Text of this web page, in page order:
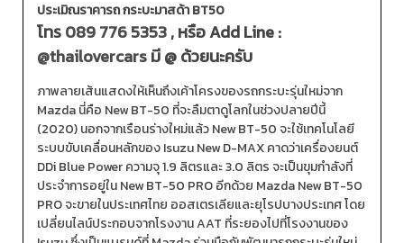
ประเมิณราคารถ กระบะมาสด้า BT50
โทร089 776 5353, หรือ Add Line :
@thailovercarsมี @ ด้วยนะครับ
ภาพลายเส้นแสดงให้เห็นถึงเค้าโครงของรถกระบะรุ่นใหม่จาก
Mazda นี่คือ New BT-50 ที่จะลืมตาดูโลกในช่วงปลายปีนี้
(2020) นอกจากเรือนร่างใหม่แล้ว New BT-50 จะใช้เทคโนโลยี
ระบบขับเคลื่อนหลักของ Isuzu New D-MAX คาดว่าเครื่องยนต์
DDi Blue Power ความจุ 1.9 ลิตรและ 3.0 ลิตร จะเป็นขุมกำลังที่
ประจำการอยู่ใน New BT-50 PRO อีกด้วย Mazda New BT-50
PRO จะขายในประเทศไทย ออสเตรเลียและยุโรปบางประเทศ โดย
เปลี่ยนไลน์ประกอบจากโรงงาน AAT ที่ระยองไปที่โรงงานของ